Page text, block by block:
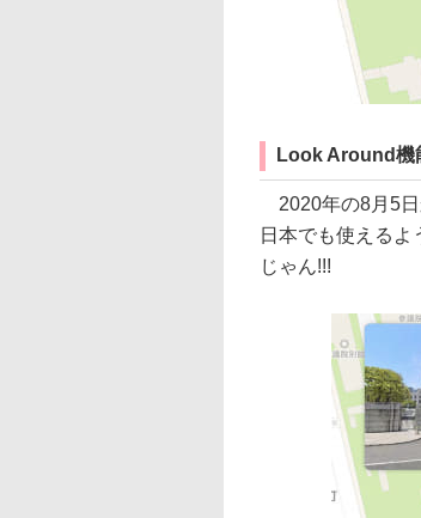
Look Around機
2020年の8月5日
日本でも使える
じゃん!!!